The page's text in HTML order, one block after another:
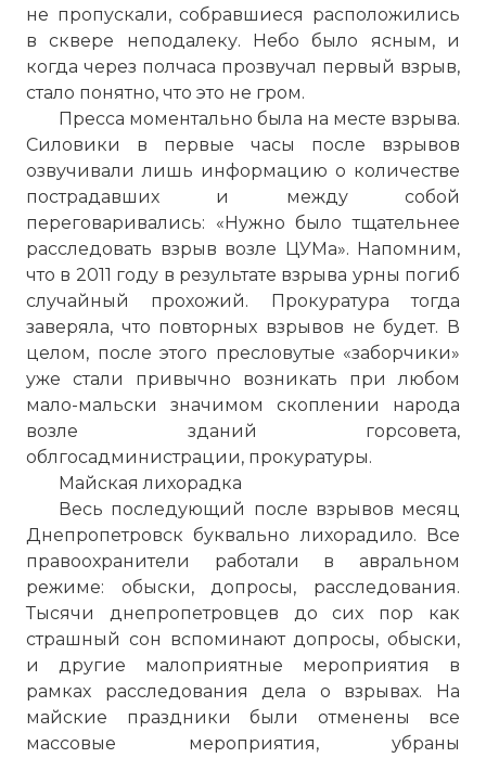
не пропускали, собравшиеся расположились
в сквере неподалеку. Небо было ясным, и
когда через полчаса прозвучал первый взрыв,
стало понятно, что это не гром.
Пресса моментально была на месте взрыва.
Силовики в первые часы после взрывов
озвучивали лишь информацию о количестве
пострадавших и между собой
переговаривались: «Нужно было тщательнее
расследовать взрыв возле ЦУМа». Напомним,
что в 2011 году в результате взрыва урны погиб
случайный прохожий. Прокуратура тогда
заверяла, что повторных взрывов не будет. В
целом, после этого пресловутые «заборчики»
уже стали привычно возникать при любом
мало-мальски значимом скоплении народа
возле зданий горсовета,
облгосадминистрации, прокуратуры.
Майская лихорадка
Весь последующий после взрывов месяц
Днепропетровск буквально лихорадило. Все
правоохранители работали в авральном
режиме: обыски, допросы, расследования.
Тысячи днепропетровцев до сих пор как
страшный сон вспоминают допросы, обыски,
и другие малоприятные мероприятия в
рамках расследования дела о взрывах. На
майские праздники были отменены все
массовые мероприятия, убраны